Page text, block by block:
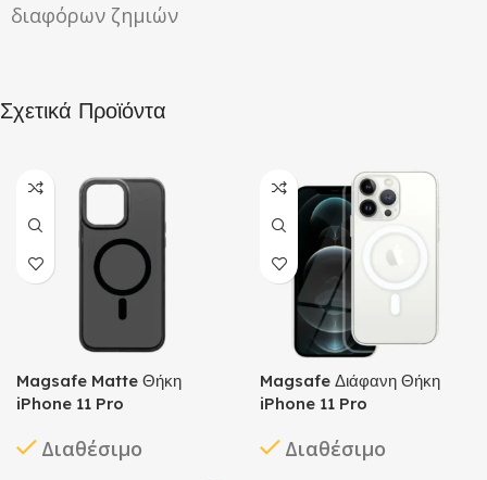
διαφόρων ζημιών
Σχετικά Προϊόντα
Magsafe Matte Θήκη
iPhone 11 Pro
Διαθέσιμο
Magsafe Διάφανη Θήκη
iPhone 11 Pro
Διαθέσιμο